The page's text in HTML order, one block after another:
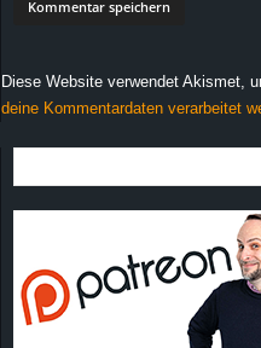
Diese Website verwendet Akismet,
deine Kommentardaten verarbeitet